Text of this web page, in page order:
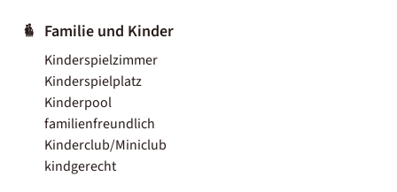
Familie und Kinder
Kinderspielzimmer
Kinderspielplatz
Kinderpool
familienfreundlich
Kinderclub/Miniclub
kindgerecht